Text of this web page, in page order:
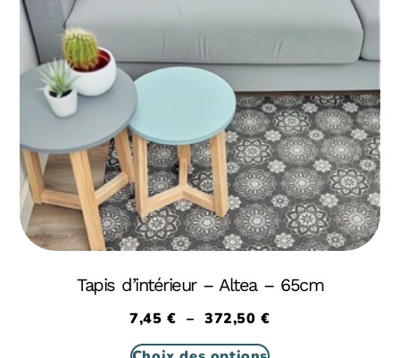
Tapis d’intérieur – Altea – 65cm
7,45€ – 372,50€